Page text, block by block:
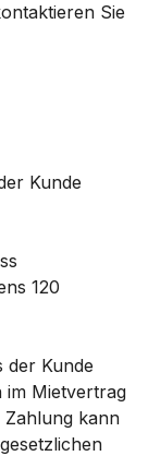
Sie
Kunde
120
der Kunde
im Mietvertrag
Zahlung kann